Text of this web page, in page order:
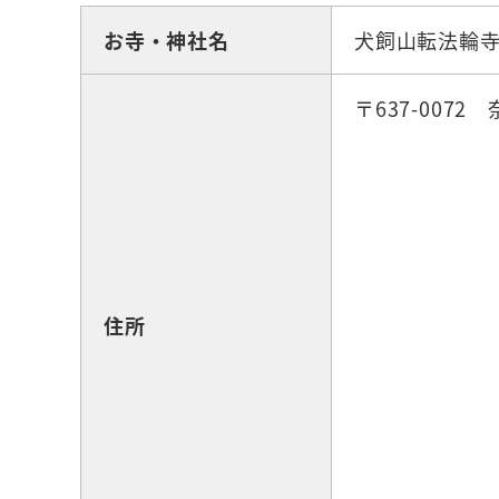
お寺・神社名 犬飼山転法輪寺
住所
〒637-0072